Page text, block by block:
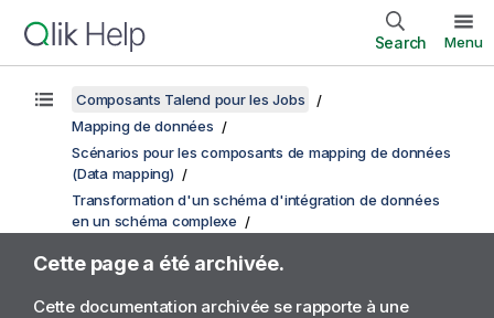
Search Menu
Composants Talend pour les Jobs
Mapping de données
Scénarios pour les composants de mapping de données
(Data mapping)
Transformation d'un schéma d'intégration de données
en un schéma complexe
Cette page a été archivée.
Cette documentation archivée se rapporte à une